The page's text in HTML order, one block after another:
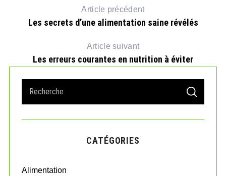
Article précédent
Les secrets d’une alimentation saine révélés
Article suivant
Les erreurs courantes en nutrition à éviter
a
r
o
S
A
C
CATÉGORIES
Alimentation